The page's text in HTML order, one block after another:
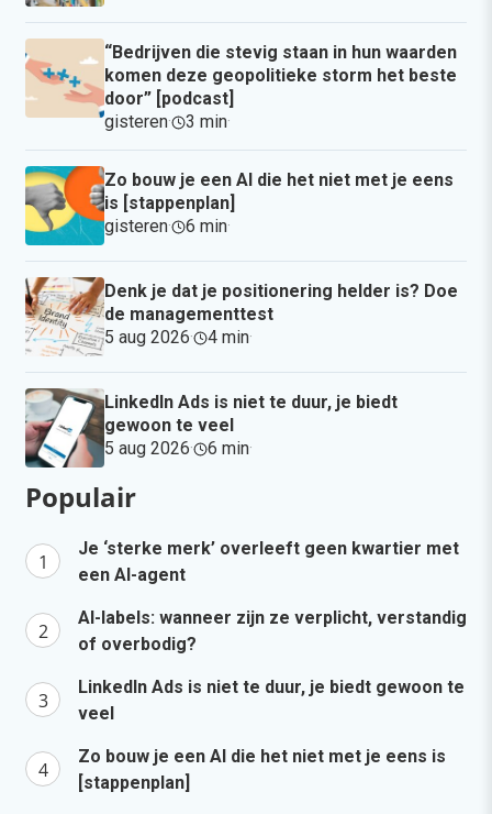
“Bedrijven die stevig staan in hun waarden
komen deze geopolitieke storm het beste
door” [podcast]
gisteren· 3 min·
Zo bouw je een AI die het niet met je eens
is [stappenplan]
gisteren· 6 min·
Denk je dat je positionering helder is? Doe
de managementtest
5 aug 2026· 4 min·
LinkedIn Ads is niet te duur, je biedt
gewoon te veel
5 aug 2026· 6 min·
Populair
Je ‘sterke merk’ overleeft geen kwartier met
een AI-agent
AI-labels: wanneer zijn ze verplicht, verstandig
of overbodig?
LinkedIn Ads is niet te duur, je biedt gewoon te
veel
Zo bouw je een AI die het niet met je eens is
[stappenplan]